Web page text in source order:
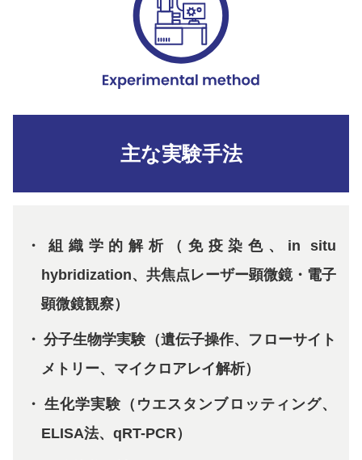
主な実験手法
組織学的解析（免疫染色、in situ
hybridization、共焦点レーザー顕微鏡・電子
顕微鏡観察）
分子生物学実験（遺伝子操作、フローサイト
メトリー、マイクロアレイ解析）
生化学実験（ウエスタンブロッティング、
ELISA法、qRT-PCR）